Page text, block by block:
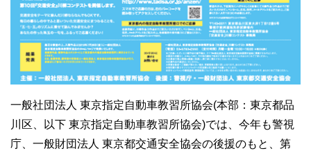
一般社団法人 東京指定自動車教習所協会(本部：東京都品
川区、以下 東京指定自動車教習所協会)では、今年も警視
庁、一般財団法人 東京都交通安全協会の後援のもと、第